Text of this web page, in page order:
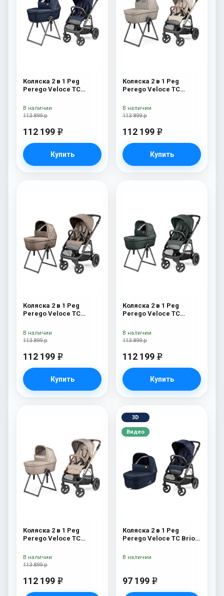
Коляска 2 в 1 Peg
Perego Veloce TC
New
113 899 р
112 199 e
Купить
В наличии
Коляска 2 в 1 Peg
Perego Veloce TC
113 899 р
112 199 e
Купить
В наличии
Коляска 2 в 1 Peg
Perego Veloce TC
New
113 899 р
112 199 e
Купить
В наличии
Коляска 2 в 1 Peg
Perego Veloce TC
113 899 р
112 199 e
Купить
В наличии
Коляска 2 в 1 Peg
Perego Veloce TC
New
113 899 р
112 199 e
В наличии
3D
Видео
Коляска 2 в 1 Peg
Perego Veloce TC Brio
97 199 e
В наличии